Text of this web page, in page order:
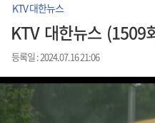
KTV 대한뉴스
KTV 대한뉴스 (1509
등록일 : 2024.07.16 21:06